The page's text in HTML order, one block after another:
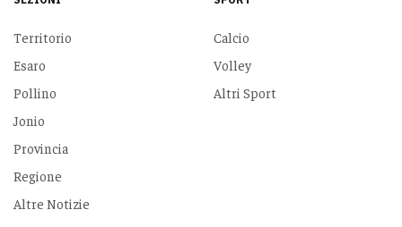
Territorio
Esaro
Pollino
Jonio
Provincia
Regione
Altre Notizie
Calcio
Volley
Altri Sport